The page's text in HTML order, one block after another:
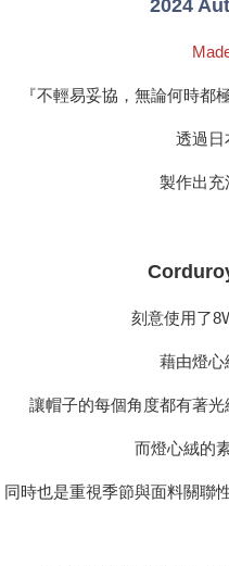
2024
『不輕易妥協，無論何時都
透過日
製作出充
刻意使用了
藉由燈心
讓帽子的每個角度都有著光
而燈心絨的
同時也是重視季節與面料關聯